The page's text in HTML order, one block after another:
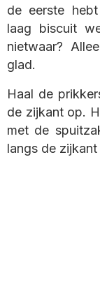
de eerste
laag biscuit
nietwaar?
glad.
Haal de
de zijkant op.
met de
langs de